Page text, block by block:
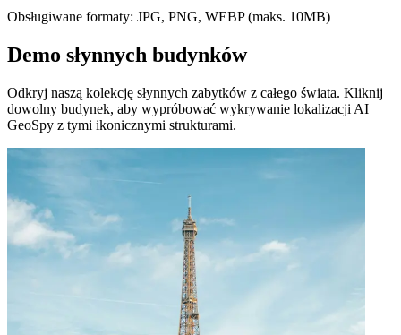
Obsługiwane formaty: JPG, PNG, WEBP (maks. 10MB)
Demo słynnych budynków
Odkryj naszą kolekcję słynnych zabytków z całego świata. Kliknij
dowolny budynek, aby wypróbować wykrywanie lokalizacji AI
GeoSpy z tymi ikonicznymi strukturami.